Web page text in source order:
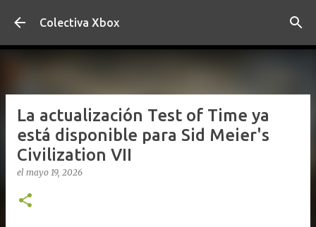
Ir al contenido principal
Colectiva Xbox
La actualización Test of Time ya
está disponible para Sid Meier's
Civilization VII
el mayo 19, 2026